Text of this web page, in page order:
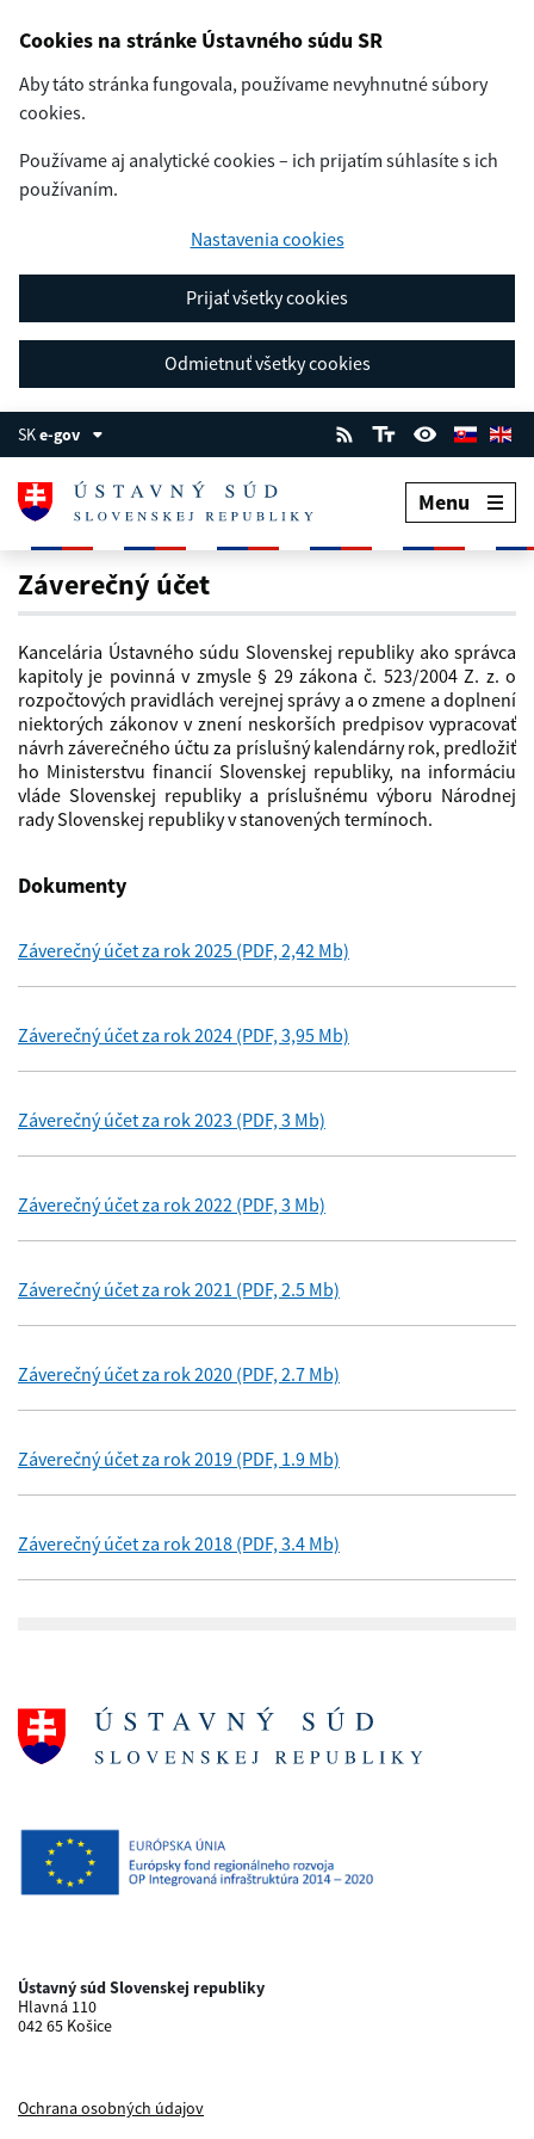
Cookies na stránke Ústavného súdu SR
Aby táto stránka fungovala, používame nevyhnutné súbory
cookies.
Používame aj analytické cookies – ich prijatím súhlasíte s ich
používaním.
Nastavenia cookies
Prijať všetky cookies
Odmietnuť všetky cookies
SKe-gov
Menu
Záverečný účet
Záverečný účet
Kancelária Ústavného súdu Slovenskej republiky ako správca
kapitoly je povinná v zmysle § 29 zákona č. 523/2004 Z. z. o
rozpočtových pravidlách verejnej správy a o zmene a doplnení
niektorých zákonov v znení neskorších predpisov vypracovať
návrh záverečného účtu za príslušný kalendárny rok, predložiť
ho Ministerstvu financií Slovenskej republiky, na informáciu
vláde Slovenskej republiky a príslušnému výboru Národnej
rady Slovenskej republiky v stanovených termínoch.
Dokumenty
Záverečný účet za rok 2025 (PDF, 2,42 Mb)
Záverečný účet za rok 2024 (PDF, 3,95 Mb)
Záverečný účet za rok 2023 (PDF, 3 Mb)
Záverečný účet za rok 2022 (PDF, 3 Mb)
Záverečný účet za rok 2021 (PDF, 2.5 Mb)
Záverečný účet za rok 2020 (PDF, 2.7 Mb)
Záverečný účet za rok 2019 (PDF, 1.9 Mb)
Záverečný účet za rok 2018 (PDF, 3.4 Mb)
Ústavný súd Slovenskej republiky
Hlavná 110
042 65 Košice
Ochrana osobných údajov